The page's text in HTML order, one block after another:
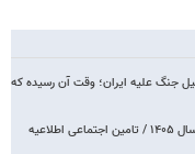
جنگ علیه ایران؛ وقت آن رسیده که
جزئیات جدید از افزایش حقوق بازنشستگان در سال ۱۴۰۵ / تامین اجتماعی اطلاعیه